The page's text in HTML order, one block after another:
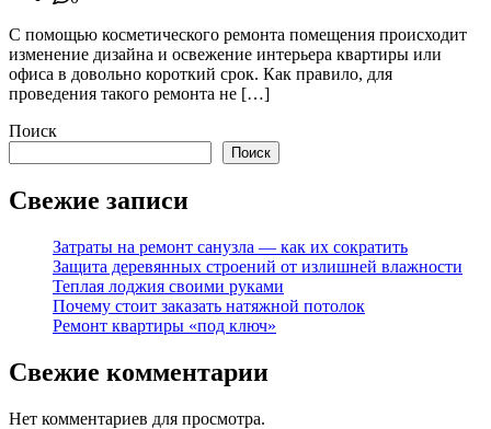
С помощью косметического ремонта помещения происходит
изменение дизайна и освежение интерьера квартиры или
офиса в довольно короткий срок. Как правило, для
проведения такого ремонта не […]
Поиск
Поиск
Свежие записи
Затраты на ремонт санузла — как их сократить
Защита деревянных строений от излишней влажности
Теплая лоджия своими руками
Почему стоит заказать натяжной потолок
Ремонт квартиры «под ключ»
Свежие комментарии
Нет комментариев для просмотра.